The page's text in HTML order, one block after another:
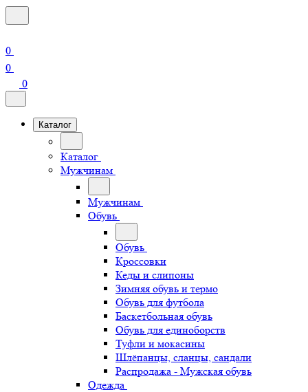
0
0
0
Каталог
Каталог
Мужчинам
Мужчинам
Обувь
Обувь
Кроссовки
Кеды и слипоны
Зимняя обувь и термо
Обувь для футбола
Баскетбольная обувь
Обувь для единоборств
Туфли и мокасины
Шлёпанцы, сланцы, сандали
Распродажа - Мужская обувь
Одежда